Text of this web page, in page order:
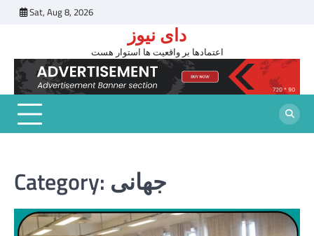
Sat, Aug 8, 2026
دای نیوز
اعتمادها بر واقعیت ها استوار هست
Category: جهانی